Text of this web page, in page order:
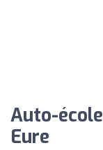
Auto-
Eure